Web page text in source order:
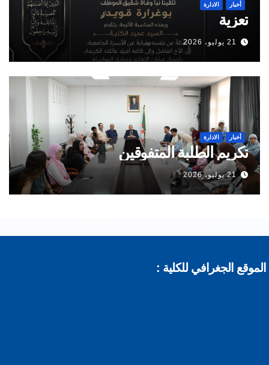
أخبار الادارة
تعزية
21 يوليو، 2026
أخبار الادارة
تكريم الطلبة المتفوقين
21 يوليو، 2026
الجغرافي للكلية :